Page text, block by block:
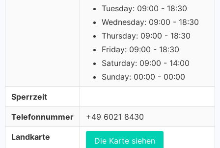
Tuesday: 09:00 - 18:30
Wednesday: 09:00 - 18:30
Thursday: 09:00 - 18:30
Friday: 09:00 - 18:30
Saturday: 09:00 - 14:00
Sunday: 00:00 - 00:00
Sperrzeit
Telefonnummer +49 6021 8430
Landkarte Die Karte siehen